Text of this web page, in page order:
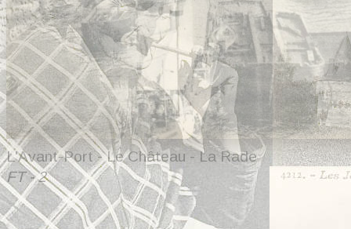
L'Avant-Port - Le Château - La Rade
FT - 2